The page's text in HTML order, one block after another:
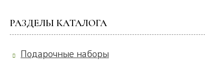
РАЗДЕЛЫ КАТАЛОГА
Подарочные наборы